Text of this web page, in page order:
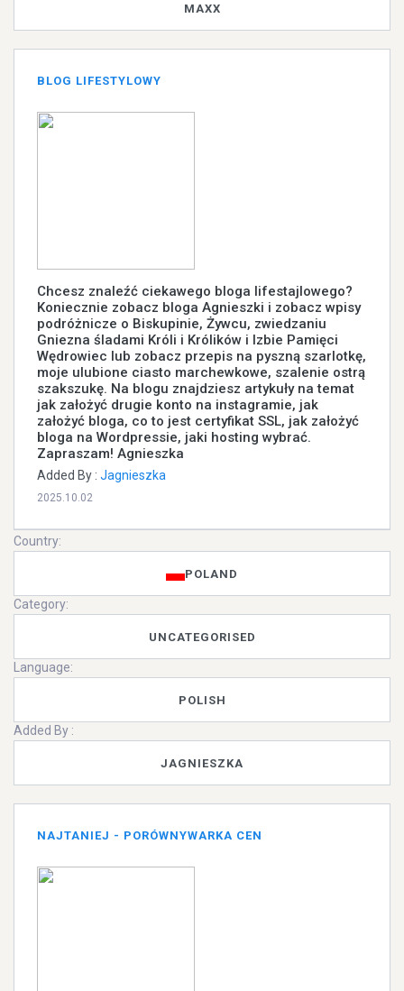
MAXX
BLOG LIFESTYLOWY
Chcesz znaleźć ciekawego bloga lifestajlowego?
Koniecznie zobacz bloga Agnieszki i zobacz wpisy
podróżnicze o Biskupinie, Żywcu, zwiedzaniu
Gniezna śladami Króli i Królików i Izbie Pamięci
Wędrowiec lub zobacz przepis na pyszną szarlotkę,
moje ulubione ciasto marchewkowe, szalenie ostrą
szakszukę. Na blogu znajdziesz artykuły na temat
jak założyć drugie konto na instagramie, jak
założyć bloga, co to jest certyfikat SSL, jak założyć
bloga na Wordpressie, jaki hosting wybrać.
Zapraszam! Agnieszka
Added By : Jagnieszka
2025.10.02
Country:
POLAND
Category:
UNCATEGORISED
Language:
POLISH
Added By :
JAGNIESZKA
NAJTANIEJ - PORÓWNYWARKA CEN